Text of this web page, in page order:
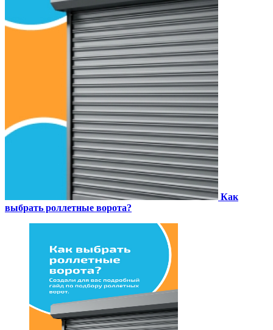
Как
выбрать роллетные ворота?